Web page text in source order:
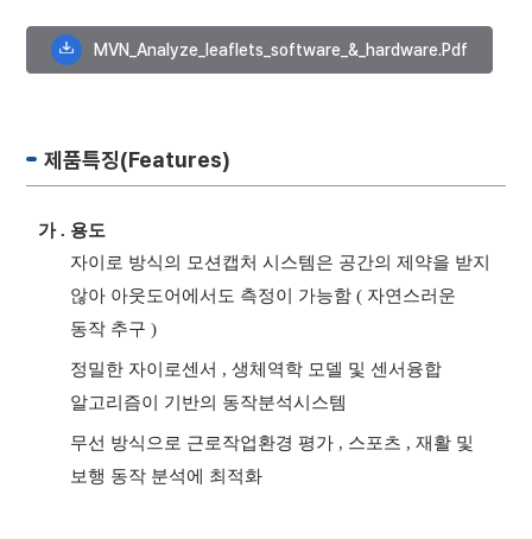
MVN_Analyze_leaflets_software_&_hardware.pdf
제품특징(Features)
가 . 용도
자이로 방식의 모션캡처 시스템은 공간의 제약을 받지
않아 아웃도어에서도 측정이 가능함( 자연스러운
동작 추구 )
정밀한 자이로센서 ,생체역학 모델 및 센서융합
알고리즘이 기반의 동작분석시스템
무선 방식으로 근로작업환경 평가 , 스포츠 ,재활 및
보행 동작 분석에 최적화